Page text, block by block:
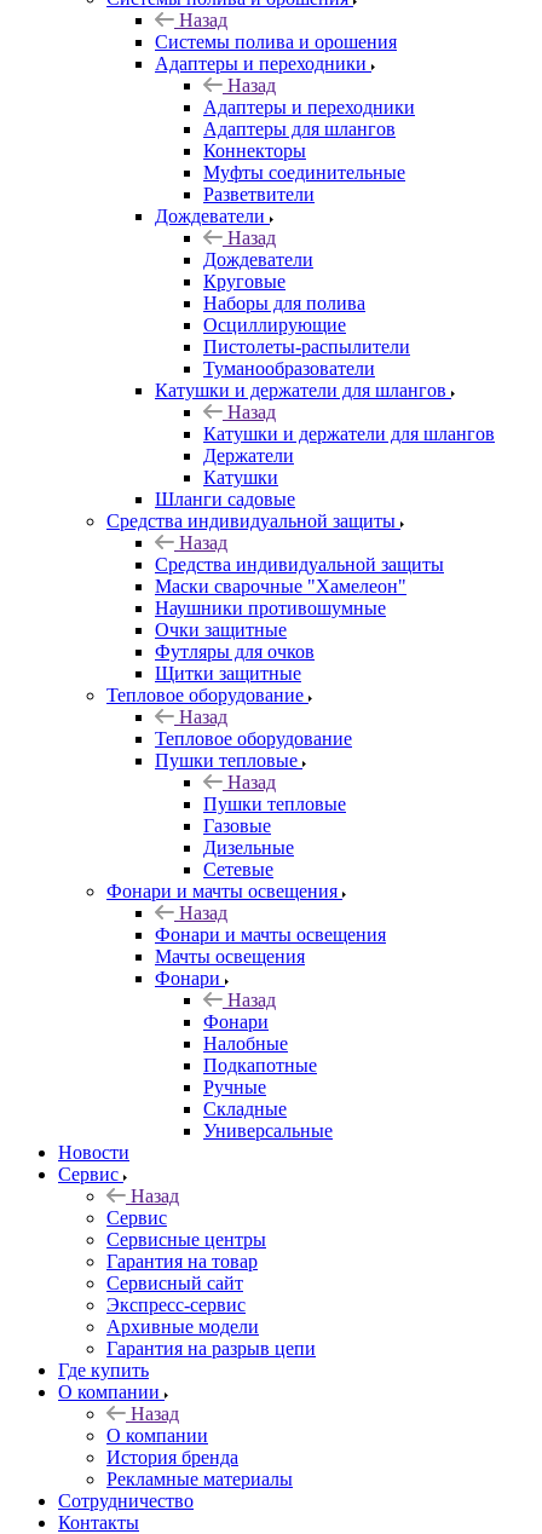
Назад
Системы полива и орошения
Адаптеры и переходники
Назад
Адаптеры и переходники
Адаптеры для шлангов
Коннекторы
Муфты соединительные
Разветвители
Дождеватели
Назад
Дождеватели
Круговые
Наборы для полива
Осциллирующие
Пистолеты-распылители
Туманообразователи
Катушки и держатели для шлангов
Назад
Катушки и держатели для шлангов
Держатели
Катушки
Шланги садовые
Средства индивидуальной защиты
Назад
Средства индивидуальной защиты
Маски сварочные "Хамелеон"
Наушники противошумные
Очки защитные
Футляры для очков
Щитки защитные
Тепловое оборудование
Назад
Тепловое оборудование
Пушки тепловые
Назад
Пушки тепловые
Газовые
Дизельные
Сетевые
Фонари и мачты освещения
Назад
Фонари и мачты освещения
Мачты освещения
Фонари
Назад
Фонари
Налобные
Подкапотные
Ручные
Складные
Универсальные
Новости
Сервис
Назад
Сервис
Сервисные центры
Гарантия на товар
Сервисный сайт
Экспресс-сервис
Архивные модели
Гарантия на разрыв цепи
Где купить
О компании
Назад
О компании
История бренда
Рекламные материалы
Сотрудничество
Контакты